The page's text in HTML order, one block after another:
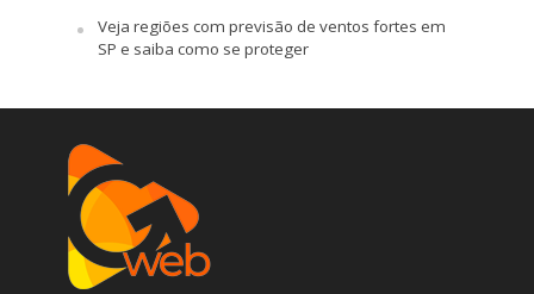
Veja regiões com previsão de ventos fortes em
SP e saiba como se proteger